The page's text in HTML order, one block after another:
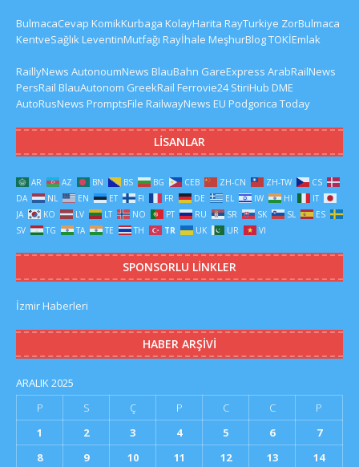
BulmacaCevap KomikKurbaga KolayHarita RayTurkiye ZorBulmaca
KentveSağlıkLeventinMutfağı Rayİhale MeşhurBlogTOKİEmlak
RaillyNews AutonoumNews BlauBahn GareExpress ArabRailNews
PersRail BlauAutonom GreekRail Ferrovie24 StiriHub DME
AutoRusNews PromptsFile RailwayNews EU Podgorica Today
LISANLAR
AR AZ BN BS BG CEB ZH-CN ZH-TW
CS
DA
NL EN ET FI FR DE EL IW HI
IT
JA
KO LV LT NO PT RU SR SK SL
ES
SV
TG TA TE TH TR UK UR VI
SPONSORLU LINKLER
İzmir Haberleri
HABER ARŞIVI
ARALIK 2025
P
S Ç P C C
P
1
2 3 4 5 6
7
8
9 10 11 12 13 14